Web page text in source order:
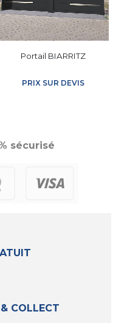
Portail BIARRITZ
PRIX SUR DEVIS
sécurisé
COLLECT